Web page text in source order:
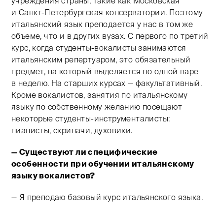
и Санкт-Петербургская консерватории. Поэтому
итальянский язык преподается у нас в том же
объеме, что и в других вузах. С первого по третий
курс, когда студенты-вокалисты занимаются
итальянским репертуаром, это обязательный
предмет, на который выделяется по одной паре
в неделю. На старших курсах — факультативный.
Кроме вокалистов, занятия по итальянскому
языку по собственному желанию посещают
некоторые студенты-инструменталисты:
пианисты, скрипачи, духовики.
— Существуют ли специфические
особенности при обучении итальянскому
языку вокалистов?
— Я преподаю базовый курс итальянского языка.